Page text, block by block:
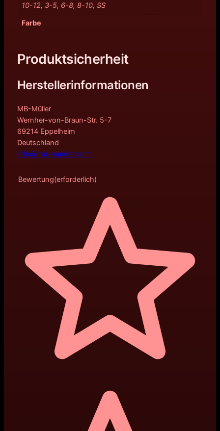
10-12, 3-5, 6-8, 8-10, SS
Farbe
Produktsicherheit
Herstellerinformationen
MB-Müller
Wernher-von-Braun-Str. 5-7
69214 Eppelheim
Deutschland
info@mb-mueller.com
Bewertung(erforderlich)